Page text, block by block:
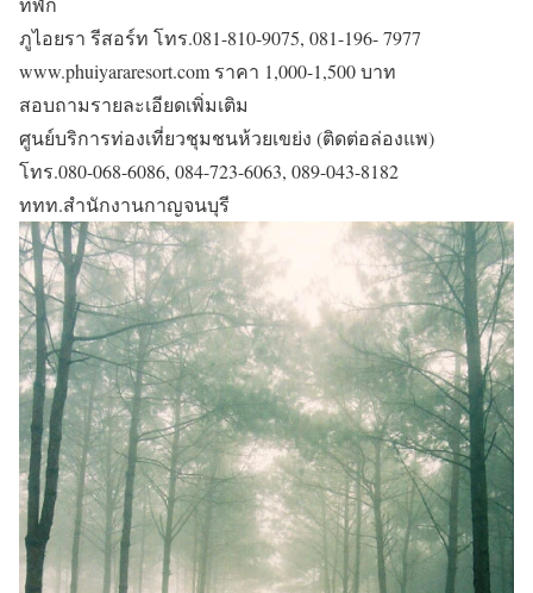
ภูไอยรา รีสอร์ท โทร.081-810-9075, 081-196- 7977
www.phuiyararesort.com ราคา 1,000-1,500 บาท
สอบถามรายละเอียดเพิ่มเติม
ศูนย์บริการท่องเที่ยวชุมชนห้วยเขย่ง (ติดต่อล่องแพ)
โทร.080-068-6086, 084-723-6063, 089-043-8182
ททท.สำนักงานกาญจนบุรี